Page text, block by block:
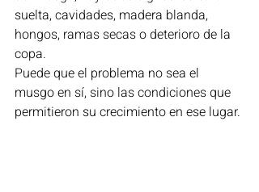
suelta, cavidades, madera blanda,
hongos, ramas secas o deterioro de la
copa.
Puede que el problema no sea el
musgo en sí, sino las condiciones que
permitieron su crecimiento en ese lugar.